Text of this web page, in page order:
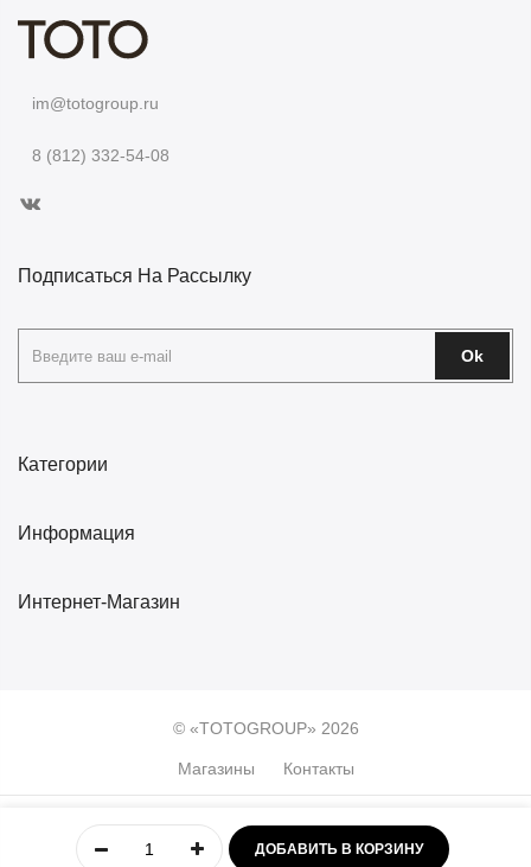
im@totogroup.ru
8 (812) 332-54-08
Категории
Информация
Интернет-Магазин
Подписаться На Рассылку
Ok
© «TOTOGROUP» 2026
Магазины Контакты
Учётная
Меню Избранное
ДОБАВИТЬ В КОРЗИНУ